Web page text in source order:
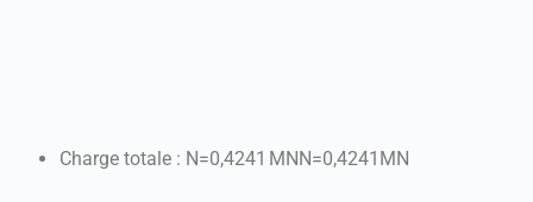
Charge totale : N=0,4241 MNN=0,4241 MN